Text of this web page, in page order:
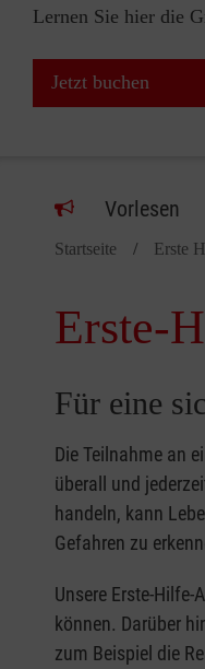
Lernen Sie hier die
Jetzt buchen
Vorlesen
Startseite Erste
Erste-
Für eine
Die Teilnahme an
überall und
handeln, kann
Gefahren zu
Unsere Erste-
können. Darüber
zum Beispiel die